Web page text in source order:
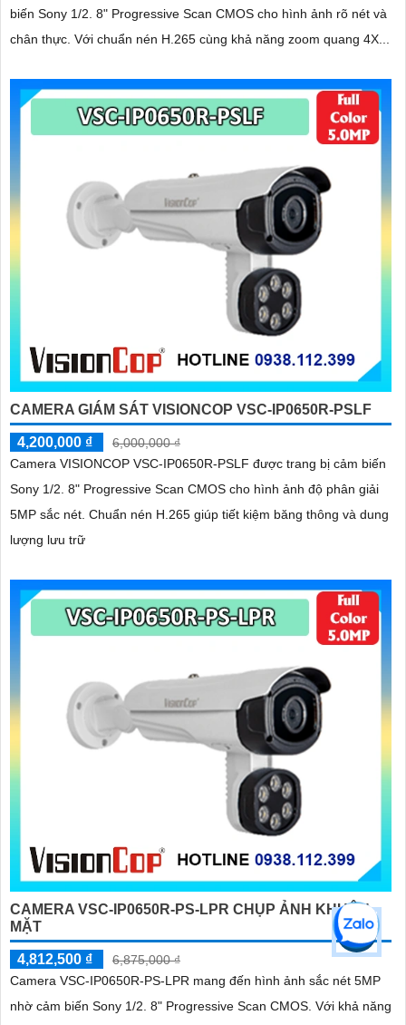
biến Sony 1/2. 8" Progressive Scan CMOS cho hình ảnh rõ nét và
chân thực. Với chuẩn nén H.265 cùng khả năng zoom quang 4X...
CAMERA GIÁM SÁT VISIONCOP VSC-IP0650R-PSLF
4,200,000 ₫
6,000,000 ₫
Camera VISIONCOP VSC-IP0650R-PSLF được trang bị cảm biến
Sony 1/2. 8" Progressive Scan CMOS cho hình ảnh độ phân giải
5MP sắc nét. Chuẩn nén H.265 giúp tiết kiệm băng thông và dung
lượng lưu trữ
CAMERA VSC-IP0650R-PS-LPR CHỤP ẢNH KHUÔN
MẶT
4,812,500 ₫
6,875,000 ₫
Camera VSC-IP0650R-PS-LPR mang đến hình ảnh sắc nét 5MP
nhờ cảm biến Sony 1/2. 8" Progressive Scan CMOS. Với khả năng